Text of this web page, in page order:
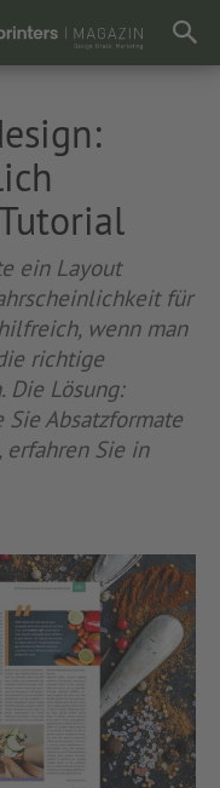
ein Layout
für
wenn man
richtige
Die Lösung:
Absatzformate
Sie in